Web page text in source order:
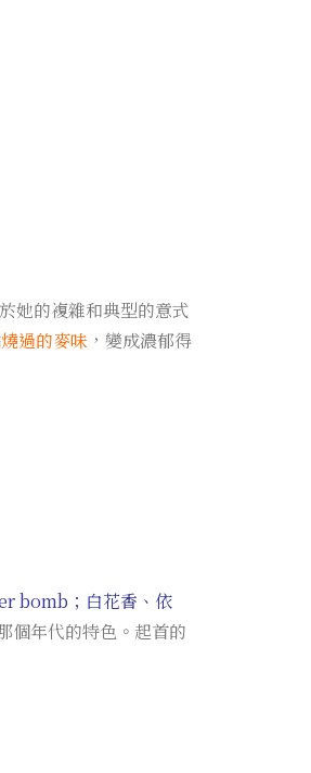
她的複雜和典型的意式
燒過的麥味 ，變成濃郁得
bomb；白花香、依
個年代的特色。起首的